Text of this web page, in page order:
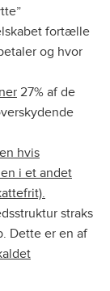
fortælle
og hvor
27% af de
hvis
i et andet
straks
Dette er en af